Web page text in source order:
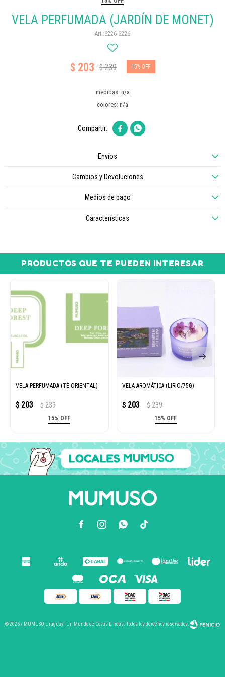
VELA PERFUMADA (JARDÍN DE MONET)
6226-6226
$ 203 $239 15
medidas: n/a
colores: n/a
 
Envíos
Cambios y Devoluciones
Medios de pago
Características
PRODUCTOS QUE TE PUEDEN INTERESAR
VELA PERFUMADA (TÉ ORIENTAL)
$ 203 $ 239
15% OFF
VELA AROMÁTICA (LIRIO/75G)
$ 203 $ 239
15% OFF
  
© 2026 / MUMUSO Uruguay - Un Mundo de Cosas Lindas. Todos los derechos reservados.